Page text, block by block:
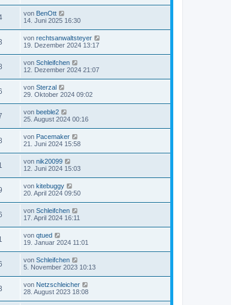
von BenOtt
14. Juni 2025 16:30
von rechtsanwaltsteyer
19. Dezember 2024 13:17
von Schleifchen
12. Dezember 2024 21:07
von Sterzal
29. Oktober 2024 09:02
von beeble2
25. August 2024 00:16
von Pacemaker
21. Juni 2024 15:58
von nik20099
12. Juni 2024 15:03
von kitebuggy
20. April 2024 09:50
von Schleifchen
17. April 2024 16:11
von qtued
19. Januar 2024 11:01
von Schleifchen
5. November 2023 10:13
von Netzschleicher
28. August 2023 18:08